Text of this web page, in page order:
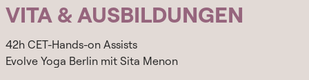
VITA & AUSBILDUNGEN
42h CET-Hands-on Assists
Evolve Yoga Berlin mit Sita Menon